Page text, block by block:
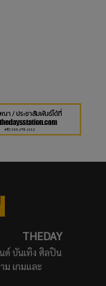
THEDAY
ด์ บันเทิง ศิลปิน
ม เกมและ